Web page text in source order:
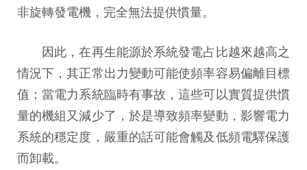
非旋轉發電機，完全無法提供慣量。
因此，在再生能源於系統發電占比越來越高之
情況下，其正常出力變動可能使頻率容易偏離目標
值；當電力系統臨時有事故，這些可以實質提供慣
量的機組又減少了，於是導致頻率變動，影響電力
系統的穩定度，嚴重的話可能會觸及低頻電驛保護
而卸載。